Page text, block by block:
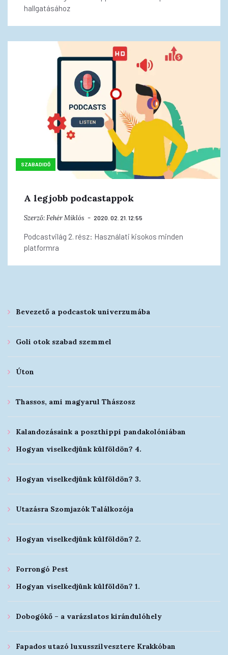
hallgatásához
SZABADIDŐ
A legjobb podcastappok
Szerző:Fehér Miklós 2020. 02. 21. 12:55
Podcastvilág 2. rész: Használati kisokos minden
platformra
Bevezető a podcastok univerzumába
Goli otok szabad szemmel
Úton
Thassos, ami magyarul Thászosz
Kalandozásaink a poszthippi pandakolóniában
Hogyan viselkedjünk külföldön? 4.
Hogyan viselkedjünk külföldön? 3.
Utazásra Szomjazók Találkozója
Hogyan viselkedjünk külföldön? 2.
Forrongó Pest
Hogyan viselkedjünk külföldön? 1.
Dobogókő – a varázslatos kirándulóhely
Fapados utazó luxusszilvesztere Krakkóban